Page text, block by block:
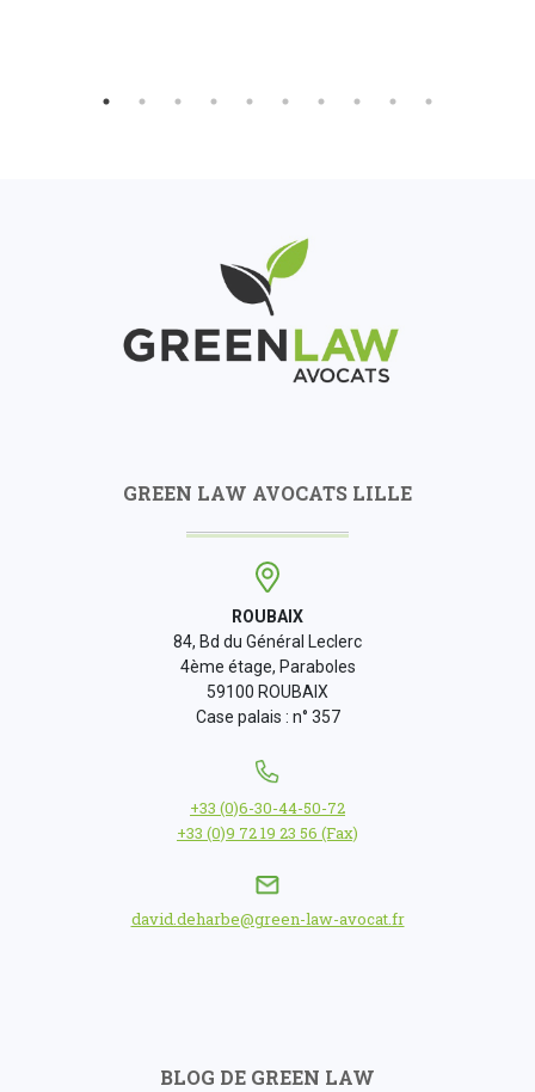
GREEN LAW AVOCATS LILLE
ROUBAIX
84, Bd du Général Leclerc
4ème étage, Paraboles
59100 ROUBAIX
Case palais : n° 357
+33 (0)6-30-44-50-72
+33 (0)9 72 19 23 56 (Fax)
david.deharbe@green-law-avocat.fr
BLOG DE GREEN LAW